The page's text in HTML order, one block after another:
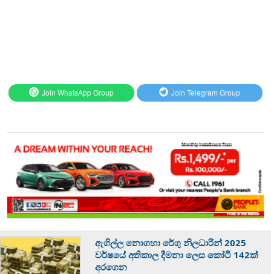
Join WhatsApp Group Join Telegram Group
ඇගිල්ල නොගහා රේගු නිලධාරින් 2025
වර්ෂයේ අතිකාල දීමනා ලෙස කෝටි 142ක්
අරගෙන